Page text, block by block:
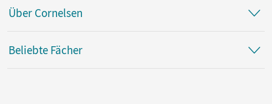
Über Cornelsen
Beliebte Fächer